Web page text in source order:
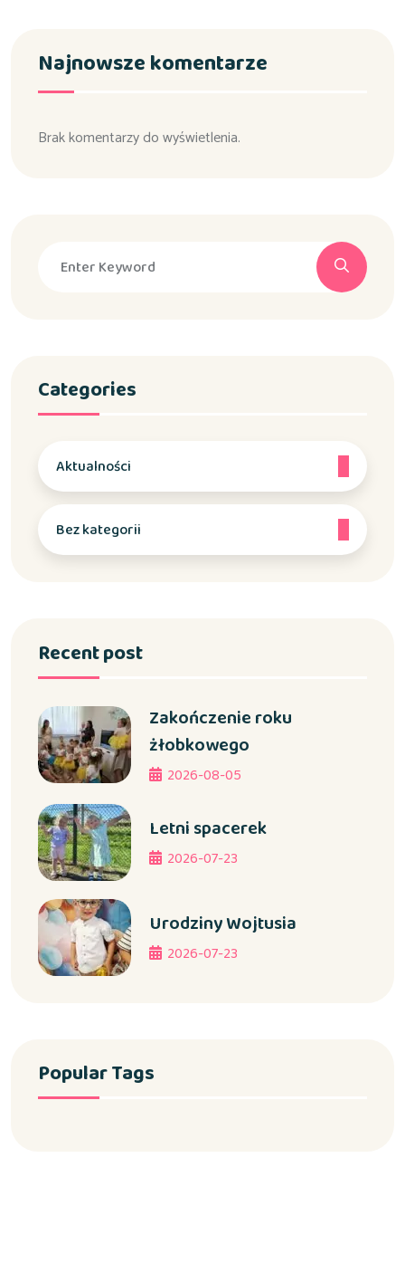
Najnowsze komentarze
Brak komentarzy do wyświetlenia.
Categories
Aktualności
Bez kategorii
Recent post
Zakończenie roku
żłobkowego
2026-08-05
Letni spacerek
2026-07-23
Urodziny Wojtusia
2026-07-23
Popular Tags